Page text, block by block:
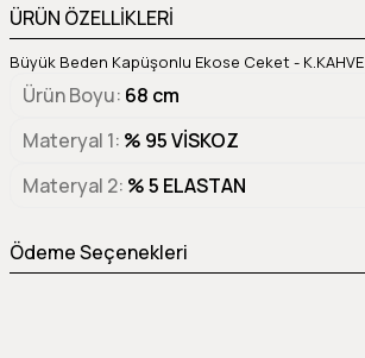
ÜRÜN ÖZELLİKLERİ
Büyük Beden Kapüşonlu Ekose Ceket - K.KAHVE
Ürün Boyu 68 cm
Materyal 1 % 95 VİSKOZ
Materyal 2 % 5 ELASTAN
Ödeme Seçenekleri